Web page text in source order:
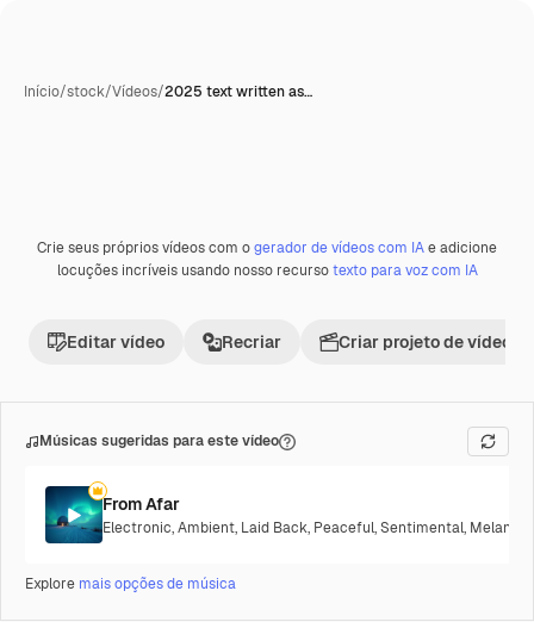
Início/stock/Vídeos/2025 text written as…
Premium
Crie seus próprios vídeos com ogerador de vídeos com IAe adicione
locuções incríveis usando nosso recursotexto para voz com IA
Editar vídeo Recriar Criar projeto de vídeo
Músicas sugeridas para este vídeo
From Afar
Electronic,Ambient, Laid Back, Peaceful,Sentimental,
Explore mais opções de música